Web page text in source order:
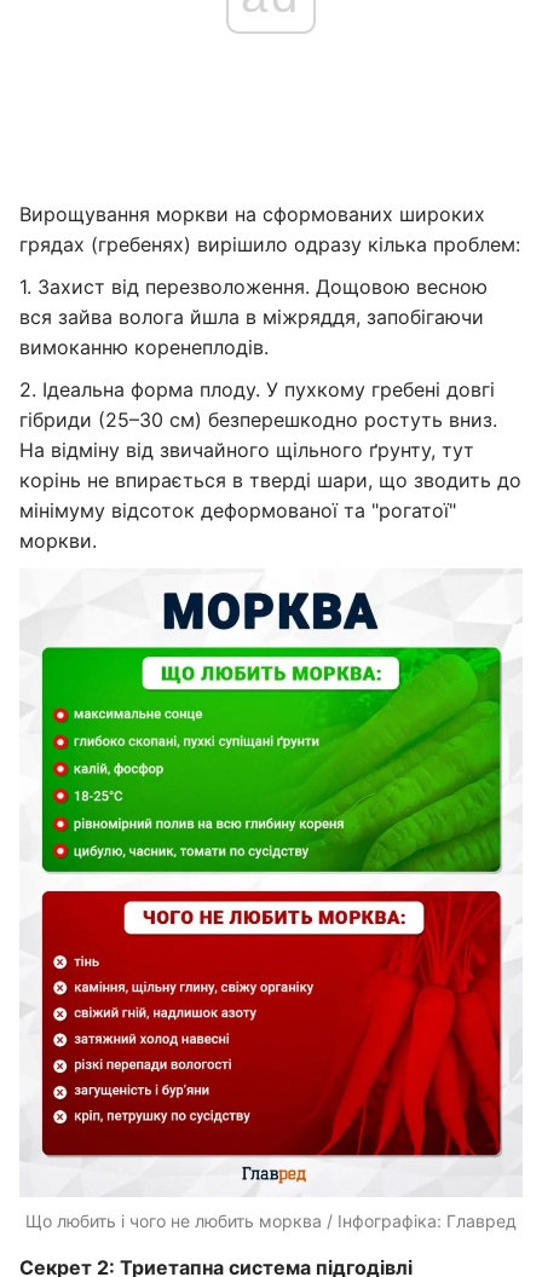
Вирощування моркви на сформованих широких
грядах (гребенях) вирішило одразу кілька проблем:
1. Захист від перезволоження. Дощовою весною
вся зайва волога йшла в міжряддя, запобігаючи
вимоканню коренеплодів.
2. Ідеальна форма плоду. У пухкому гребені довгі
гібриди (25–30 см) безперешкодно ростуть вниз.
На відміну від звичайного щільного ґрунту, тут
корінь не впирається в тверді шари, що зводить до
мінімуму відсоток деформованої та "рогатої"
моркви.
​Що любить і чого не любить морква / Інфографіка: Главред
Секрет 2: Триетапна система підгодівлі